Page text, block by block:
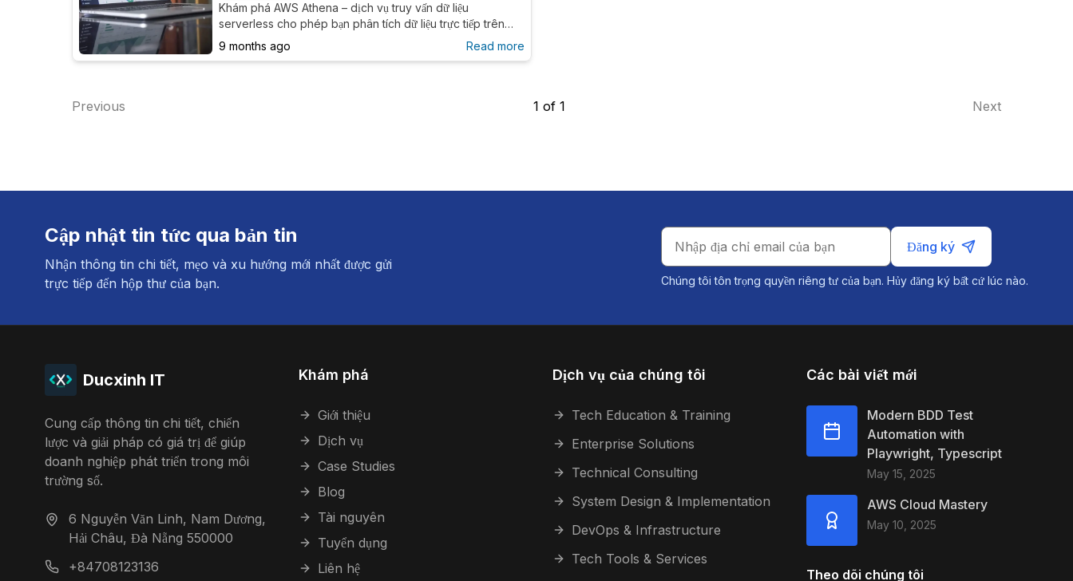
Khám phá AWS Athena – dịch vụ truy vấn dữ liệu
serverless cho phép bạn phân tích dữ liệu trực tiếp trên
Amazon S3 bằng SQL. Học cách hoạt động, các tính năng
chính, use case, so sánh với Redshift và Glue, cùng best
9 months ago Read more
Previous 1 of 1 Next
Cập nhật tin tức qua bản tin
Nhận thông tin chi tiết, mẹo và xu hướng mới nhất được gửi
trực tiếp đến hộp thư của bạn.
Đăng ký
Chúng tôi tôn trọng quyền riêng tư của bạn. Hủy đăng ký bất cứ lúc nào.
Ducxinh IT
Cung cấp thông tin chi tiết, chiến
lược và giải pháp có giá trị để giúp
doanh nghiệp phát triển trong môi
trường số.
6 Nguyễn Văn Linh, Nam Dương,
Hải Châu, Đà Nẵng 550000
+84708123136
Khám phá
Giới thiệu
Dịch vụ
Case Studies
Blog
Tài nguyên
Tuyển dụng
Liên hệ
Dịch vụ của chúng tôi
Tech Education & Training
Enterprise Solutions
Technical Consulting
System Design & Implementation
DevOps & Infrastructure
Tech Tools & Services
Các bài viết mới
Modern BDD Test
Automation with
Playwright, Typescript
May 15, 2025
AWS Cloud Mastery
May 10, 2025
Theo dõi chúng tôi